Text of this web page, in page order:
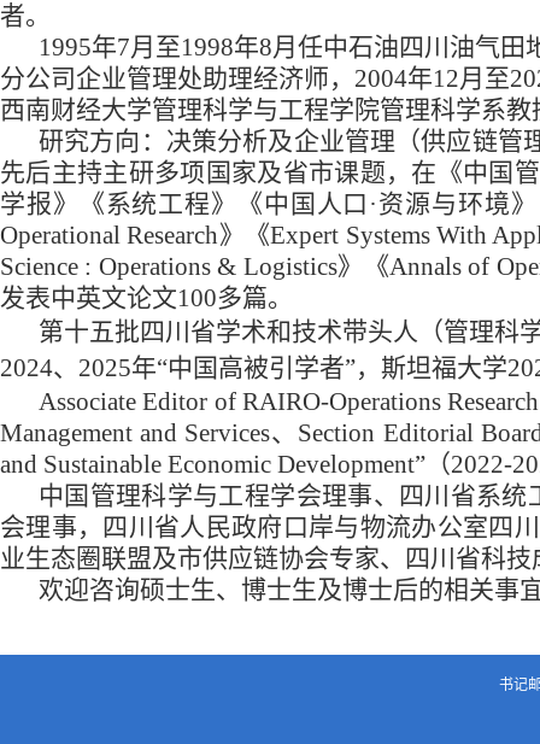
者。
1995年7月至1998年8月任中石油四川油气
分公司企业管理处助理经济师，2004年12月至
西南财经大学管理科学与工程学院管理科学系教
研究方向：决策分析及企业管理（供应链管
先后主持主研多项国家及省市课题，在《中国
学报》《系统工程》《中国人口·资源与环境》
Operational Research》《Expert Systems With
Science : Operations & Logistics》《Annals of
发表中英文论文100多篇。
第十五批四川省学术和技术带头人（管理科
2024、2025年“中国高被引学者”，斯坦福大学
Associate Editor of RAIRO-Operations
Management and Services、Section Editorial
and Sustainable Economic Development”（2022-
中国管理科学与工程学会理事、四川省系
会理事，四川省人民政府口岸与物流办公室四
业生态圈联盟及市供应链协会专家、四川省科
欢迎咨询硕士生、博士生及博士后的相关事
书记